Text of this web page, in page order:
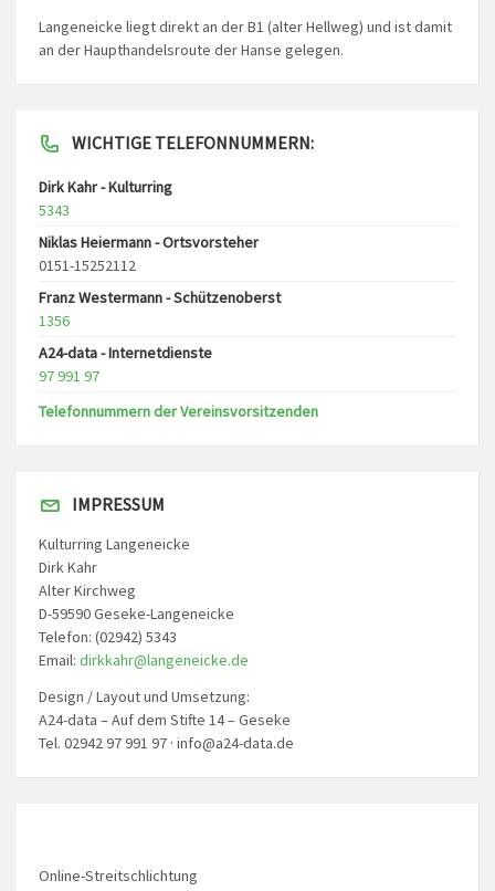
Langeneicke liegt direkt an der B1 (alter Hellweg) und ist damit
an der Haupthandelsroute der Hanse gelegen.
WICHTIGE TELEFONNUMMERN:
Dirk Kahr - Kulturring
5343
Niklas Heiermann - Ortsvorsteher
0151-15252112
Franz Westermann - Schützenoberst
1356
A24-data - Internetdienste
97 991 97
Telefonnummern der Vereinsvorsitzenden
IMPRESSUM
Kulturring Langeneicke
Dirk Kahr
Alter Kirchweg
D-59590 Geseke-Langeneicke
Telefon: (02942) 5343
Email: dirkkahr@langeneicke.de
Design / Layout und Umsetzung:
A24-data – Auf dem Stifte 14 – Geseke
Tel. 02942 97 991 97 · info@a24-data.de
Online-Streitschlichtung